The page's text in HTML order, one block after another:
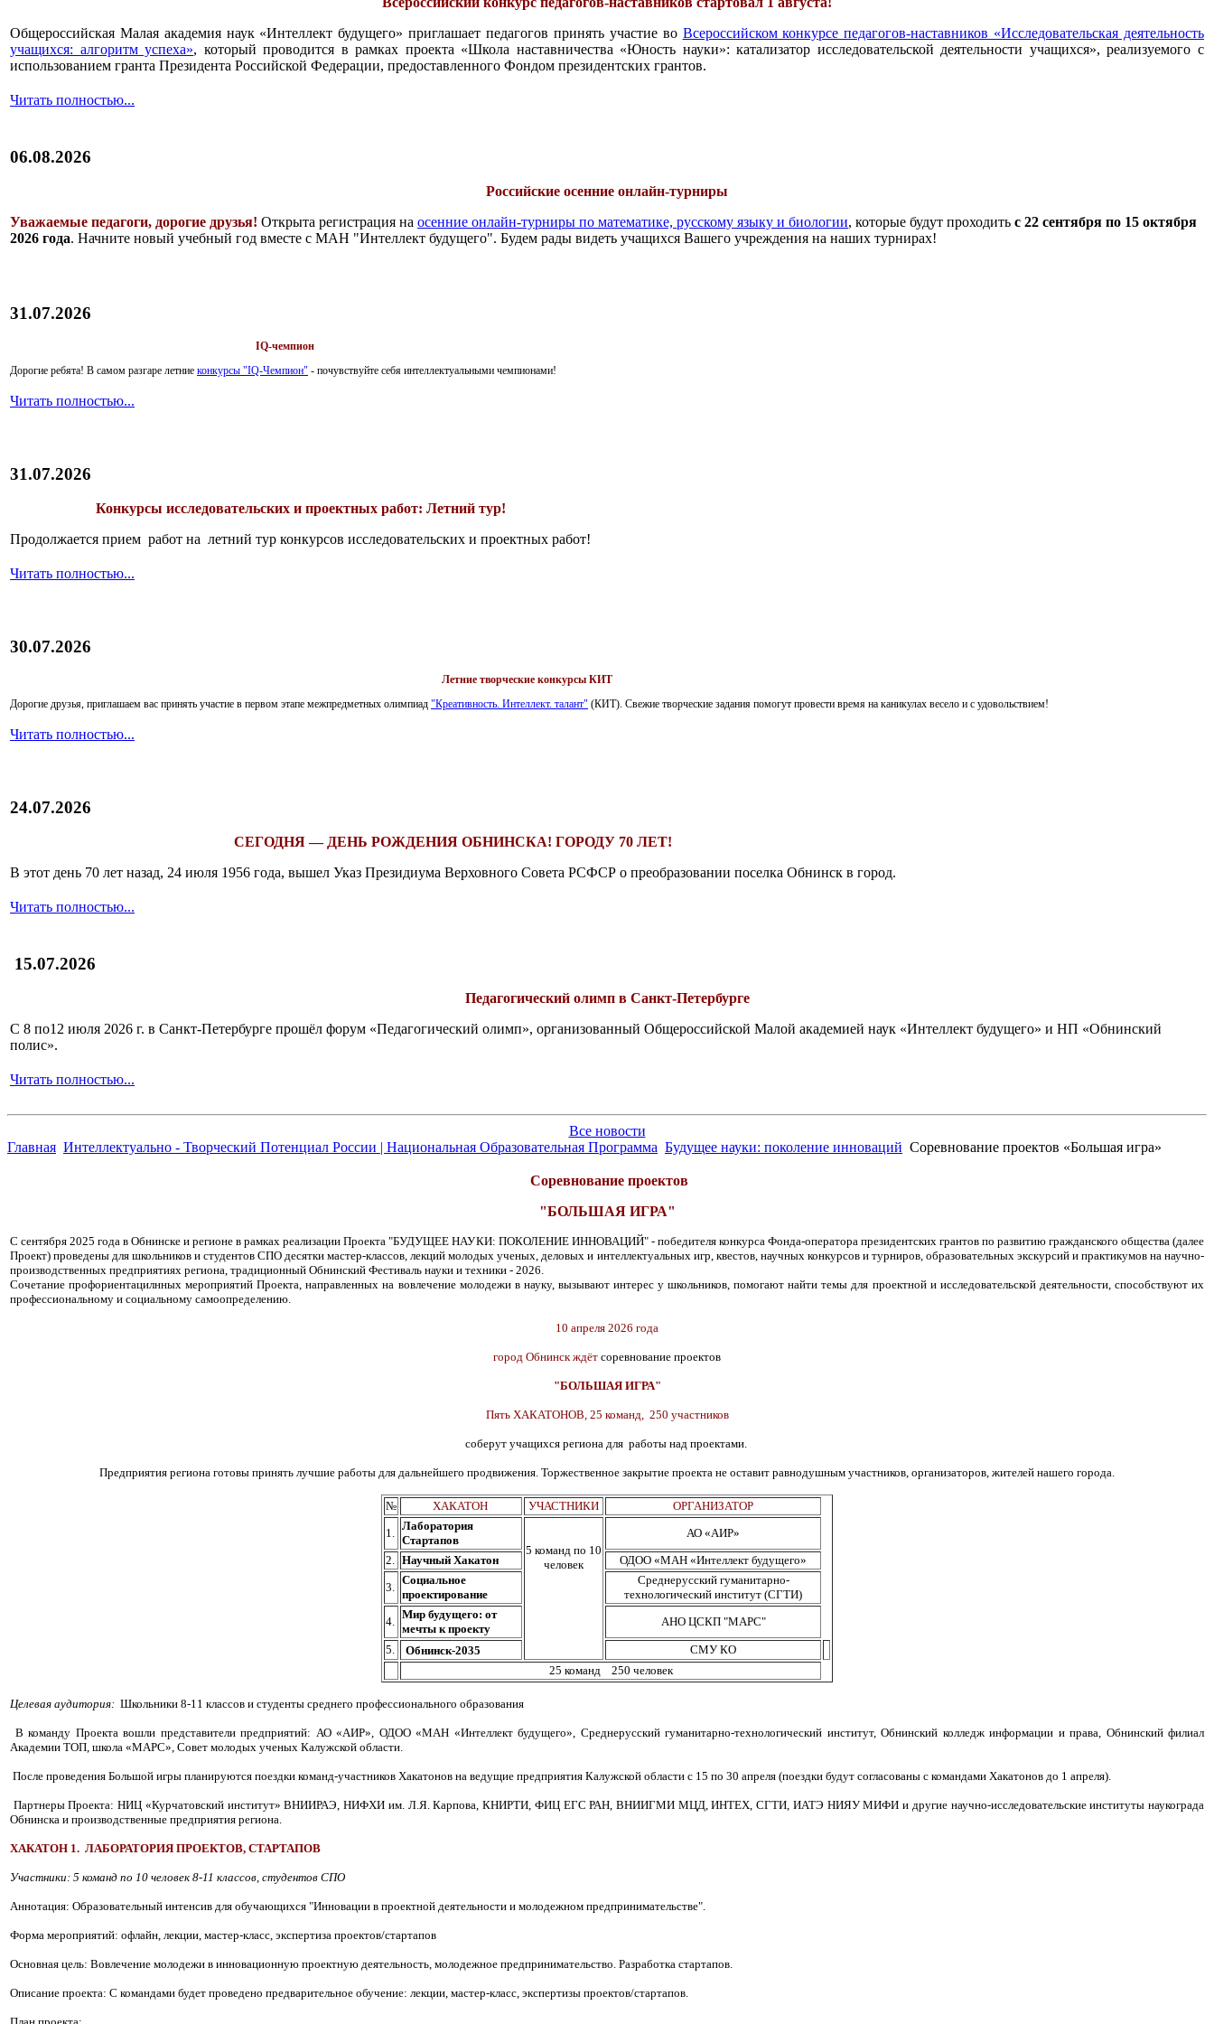
Общероссийская Малая академия наук «Интеллект будущего» приглашает педагогов принять участие во Всероссийском конкурсе педагогов-наставников «Исследовательская деятельность
учащихся: алгоритм успеха», который проводится в рамках проекта «Школа наставничества «Юность науки»: катализатор исследовательской деятельности учащихся», реализуемого с
использованием гранта Президента Российской Федерации, предоставленного Фондом президентских грантов.
Читать полностью...
06.08.2026
Российские осенние онлайн-турниры
Уважаемые педагоги, дорогие друзья! Открыта регистрация на осенние онлайн-турниры по математике, русскому языку и биологии, которые будут проходить с 22 сентября по 15 октября
2026 года. Начните новый учебный год вместе с МАН "Интеллект будущего". Будем рады видеть учащихся Вашего учреждения на наших турнирах!
31.07.2026
IQ-чемпион
Дорогие ребята! В самом разгаре летние конкурсы "IQ-Чемпион" - почувствуйте себя интеллектуальными чемпионами!
Читать полностью...
31.07.2026
Конкурсы исследовательских и проектных работ: Летний тур!
Продолжается прием работ на летний тур конкурсов исследовательских и проектных работ!
Читать полностью...
30.07.2026
Летние творческие конкурсы КИТ
Дорогие друзья, приглашаем вас принять участие в первом этапе межпредметных олимпиад "Креативность. Интеллект. талант" (КИТ). Свежие творческие задания помогут провести время на каникулах весело и с удовольствием!
Читать полностью...
24.07.2026
СЕГОДНЯ — ДЕНЬ РОЖДЕНИЯ ОБНИНСКА! ГОРОДУ 70 ЛЕТ!
В этот день 70 лет назад, 24 июля 1956 года, вышел Указ Президиума Верховного Совета РСФСР о преобразовании поселка Обнинск в город.
Читать полностью...
15.07.2026
Педагогический олимп в Санкт-Петербурге
С 8 по12 июля 2026 г. в Санкт-Петербурге прошёл форум «Педагогический олимп», организованный Общероссийской Малой академией наук «Интеллект будущего» и НП «Обнинский
полис».
Читать полностью...
Все новости
Главная Интеллектуально - Творческий Потенциал России | Национальная Образовательная Программа Будущее науки: поколение инноваций Соревнование проектов «Большая игра»
Соревнование проектов
"БОЛЬШАЯ ИГРА"
С сентября 2025 года в Обнинске и регионе в рамках реализации Проекта "БУДУЩЕЕ НАУКИ: ПОКОЛЕНИЕ ИННОВАЦИЙ" - победителя конкурса Фонда-оператора президентских грантов по развитию гражданского общества (далее
Проект) проведены для школьников и студентов СПО десятки мастер-классов, лекций молодых ученых, деловых и интеллектуальных игр, квестов, научных конкурсов и турниров, образовательных экскурсий и практикумов на научно-
производственных предприятиях региона, традиционный Обнинский Фестиваль науки и техники - 2026.
Сочетание профориентацилнных мероприятий Проекта, направленных на вовлечение молодежи в науку, вызывают интерес у школьников, помогают найти темы для проектной и исследовательской деятельности, способствуют их
профессиональному и социальному самоопределению.
10 апреля 2026 года
город Обнинск ждёт соревнование проектов
"БОЛЬШАЯ ИГРА"
Пять ХАКАТОНОВ, 25 команд, 250 участников
соберут учащихся региона для работы над проектами.
Предприятия региона готовы принять лучшие работы для дальнейшего продвижения. Торжественное закрытие проекта не оставит равнодушным участников, организаторов, жителей нашего города.
№ ХАКАТОН УЧАСТНИКИ
ОРГАНИЗАТОР
1.
Лаборатория
Стартапов
5 команд по 10
человек
АО «АИР»
2.
Научный Хакатон
ОДОО «МАН «Интеллект будущего»
3.
Социальное
проектирование
Среднерусский гуманитарно-
технологический институт (СГТИ)
4.
Мир будущего: от
мечты к проекту
АНО ЦСКП "МАРС"
5. Обнинск-2035
СМУ КО
25 команд 250 человек
Целевая аудитория: Школьники 8-11 классов и студенты среднего профессионального образования
В команду Проекта вошли представители предприятий: АО «АИР», ОДОО «МАН «Интеллект будущего», Среднерусский гуманитарно-технологический институт, Обнинский колледж информации и права, Обнинский филиал
Академии ТОП, школа «МАРС», Совет молодых ученых Калужской области.
После проведения Большой игры планируются поездки команд-участников Хакатонов на ведущие предприятия Калужской области с 15 по 30 апреля (поездки будут согласованы с командами Хакатонов до 1 апреля).
Партнеры Проекта: НИЦ «Курчатовский институт» ВНИИРАЭ, НИФХИ им. Л.Я. Карпова, КНИРТИ, ФИЦ ЕГС РАН, ВНИИГМИ МЦД, ИНТЕХ, СГТИ, ИАТЭ НИЯУ МИФИ и другие научно-исследовательские институты наукограда
Обнинска и производственные предприятия региона.
ХАКАТОН 1. ЛАБОРАТОРИЯ ПРОЕКТОВ, СТАРТАПОВ
Участники: 5 команд по 10 человек 8-11 классов, студентов СПО
Аннотация: Образовательный интенсив для обучающихся "Инновации в проектной деятельности и молодежном предпринимательстве".
Форма мероприятий: офлайн, лекции, мастер-класс, экспертиза проектов/стартапов
Основная цель: Вовлечение молодежи в инновационную проектную деятельность, молодежное предпринимательство. Разработка стартапов.
Описание проекта: С командами будет проведено предварительное обучение: лекции, мастер-класс, экспертизы проектов/стартапов.